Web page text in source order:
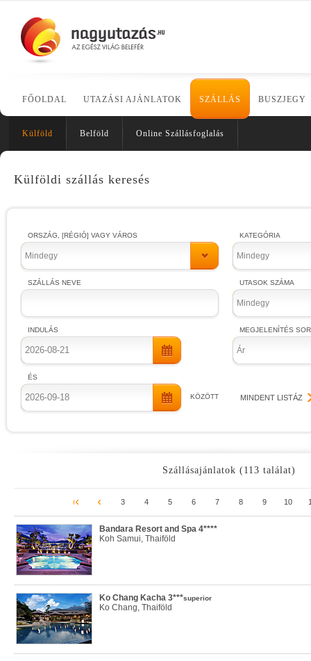
FŐOLDAL UTAZÁSI AJÁNLATOK SZÁLLÁS BUSZJEGY
Külföld Belföld Online Szállásfoglalás
Külföldi szállás keresés
ORSZÁG, [RÉGIÓ] VAGY VÁROS
Mindegy
SZÁLLÁS NEVE
INDULÁS
ÉS
KÖZÖTT
KATEGÓRIA
Mindegy
UTASOK SZÁMA
Mindegy
MEGJELENÍTÉS
Ár
MINDENT LISTÁZ
Szállásajánlatok (113 találat)
3 4 5 6 7 8 9 10
Bandara Resort and Spa 4****
Koh Samui, Thaiföld
Ko Chang Kacha 3***superior
Ko Chang, Thaiföld